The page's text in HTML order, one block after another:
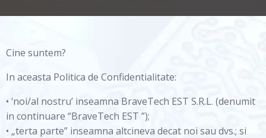
Cine suntem?
In aceasta Politica de Confidentialitate:
• ‘noi/al nostru’ inseamna BraveTech EST S.R.L. (denumit
in continuare “BraveTech EST ”);
• „terta parte” inseamna altcineva decat noi sau dvs.; si